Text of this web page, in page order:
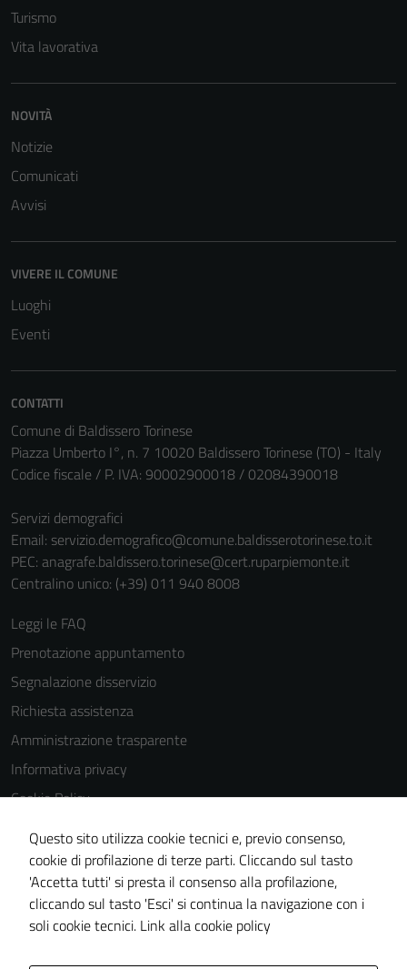
Turismo
Vita lavorativa
NOVITÀ
Notizie
Comunicati
Avvisi
VIVERE IL COMUNE
Luoghi
Eventi
CONTATTI
Comune di Baldissero Torinese
Piazza Umberto I°, n. 7 10020 Baldissero Torinese (TO) - Italy
Codice fiscale / P. IVA: 90002900018 / 02084390018
Servizi demografici
Email: servizio.demografico@comune.baldisserotorinese.to.it
PEC: anagrafe.baldissero.torinese@cert.ruparpiemonte.it
Centralino unico: (+39) 011 940 8008
Leggi le FAQ
Prenotazione appuntamento
Segnalazione disservizio
Richiesta assistenza
Amministrazione trasparente
Informativa privacy
Cookie Policy
Note legali
Dichiarazione di accessibilità
Meccanismo di feedback
Piano di miglioramento del sito
Questo sito utilizza cookie tecnici e, previo consenso,
cookie di profilazione di terze parti. Cliccando sul tasto
'Accetta tutti' si presta il consenso alla profilazione,
cliccando sul tasto 'Esci' si continua la navigazione con i
soli cookie tecnici. Link alla cookie policy
Questi cookie